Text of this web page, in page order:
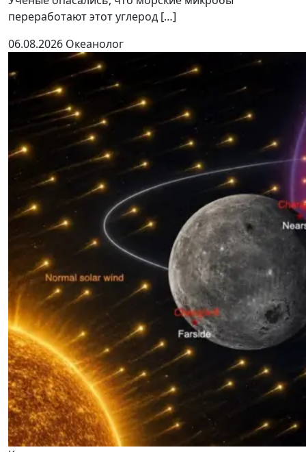
переработают этот углерод […]
06.08.2026 Океанолог